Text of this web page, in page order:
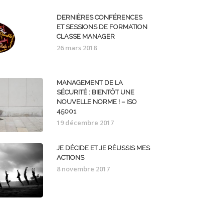
DERNIÈRES CONFÉRENCES
ET SESSIONS DE FORMATION
CLASSE MANAGER
26 mars 2018
MANAGEMENT DE LA
SÉCURITÉ : BIENTÔT UNE
NOUVELLE NORME ! – ISO
45001
19 décembre 2017
JE DÉCIDE ET JE RÉUSSIS MES
ACTIONS
8 novembre 2017